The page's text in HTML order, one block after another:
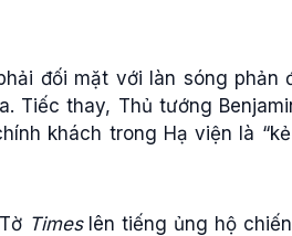
đối mặt với làn sóng
Tiếc thay, Thủ tướng
khách trong Hạ viện là
Timeslên tiếng ủng hộ